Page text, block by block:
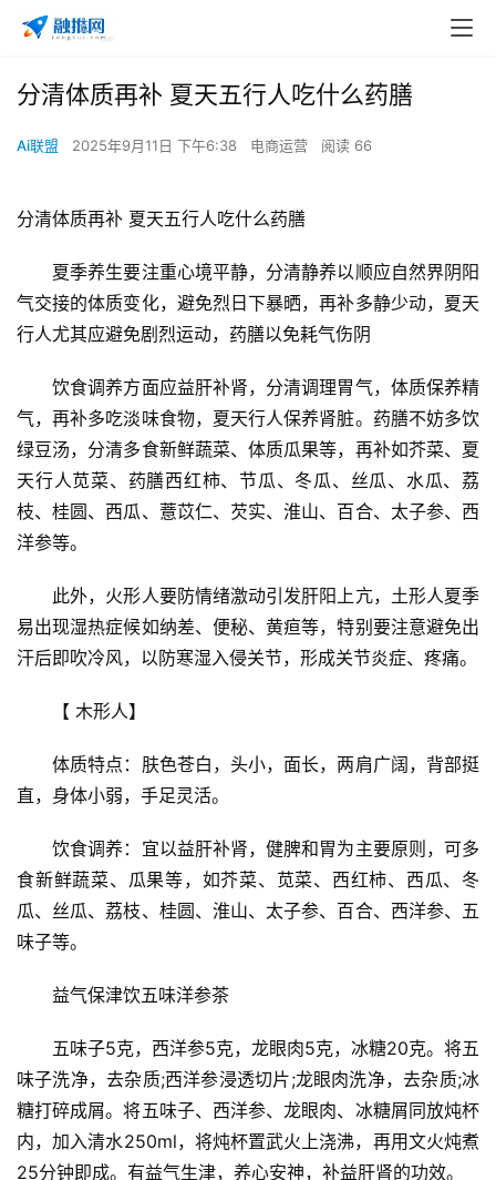
分清体质再补 夏天五行人吃什么药膳
Ai联盟 2025年9月11日 下午6:38 电商运营 阅读 66
分清体质再补 夏天五行人吃什么药膳
夏季养生要注重心境平静，分清静养以顺应自然界阴阳
气交接的体质变化，避免烈日下暴晒，再补多静少动，夏天
行人尤其应避免剧烈运动，药膳以免耗气伤阴
饮食调养方面应益肝补肾，分清调理胃气，体质保养精
气，再补多吃淡味食物，夏天行人保养肾脏。药膳不妨多饮
绿豆汤，分清多食新鲜蔬菜、体质瓜果等，再补如芥菜、夏
天行人苋菜、药膳西红柿、节瓜、冬瓜、丝瓜、水瓜、荔
枝、桂圆、西瓜、薏苡仁、 芡实、淮山、百合、太子参、西
洋参等。
此外，火形人要防情绪激动引发肝阳上亢，土形人夏季
易出现湿热症候如纳差、便秘、黄疸等，特别要注意避免出
汗后即吹冷风，以防寒湿入侵关节，形成关节炎症、疼痛。
【 木形人】
体质特点：肤色苍白，头小，面长，两肩广阔，背部挺
直，身体小弱，手足灵活。
饮食调养：宜以益肝补肾，健脾和胃为主要原则，可多
食新鲜蔬菜、瓜果等，如芥菜、苋菜、西红柿、西瓜、冬
瓜、丝瓜、荔枝、桂圆、淮山、太子参、百合、西洋参、五
味子等。
益气保津饮五味洋参茶
五味子5克，西洋参5克，龙眼肉5克，冰糖20克。将五
味子洗净，去杂质;西洋参浸透切片;龙眼肉洗净，去杂质;冰
糖打碎成屑。将五味子、西洋参、龙眼肉、冰糖屑同放炖杯
内，加入清水250ml，将炖杯置武火上浇沸，再用文火炖煮
25分钟即成。有益气生津，养心安神，补益肝肾的功效。